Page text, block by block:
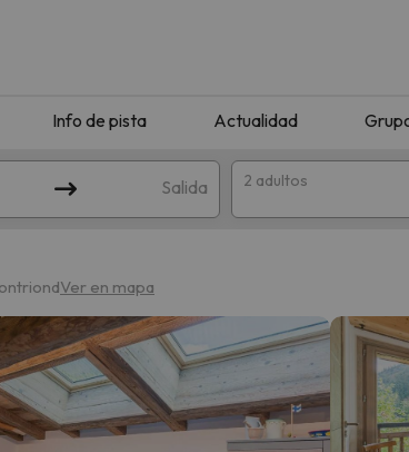
Info de pista Actualidad
Salida 2 adultos
Ver en mapa